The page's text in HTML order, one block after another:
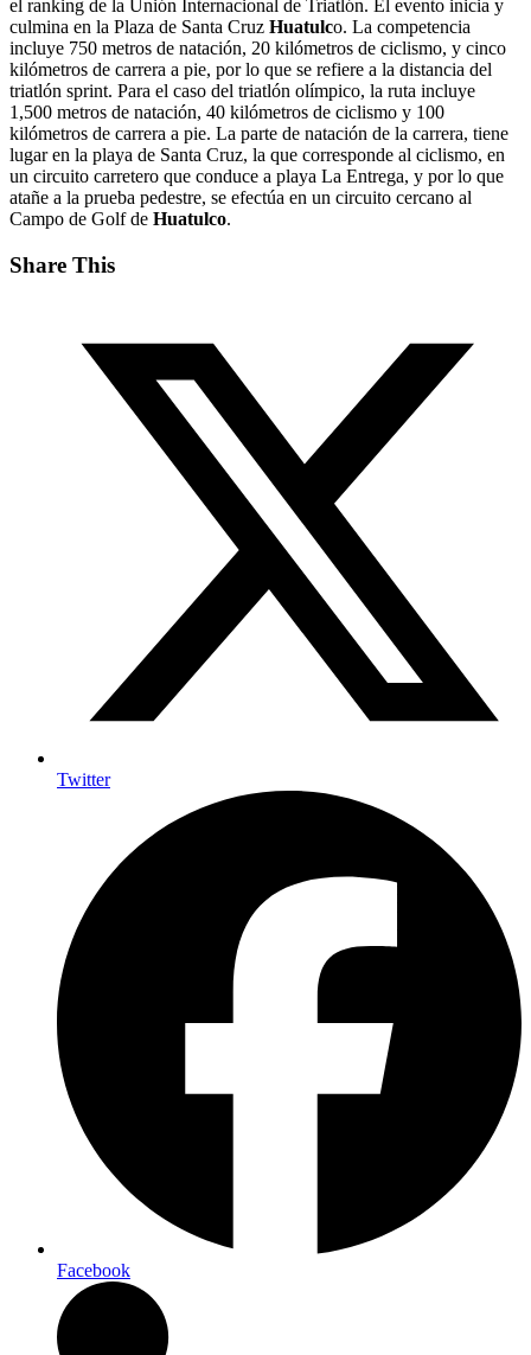
el ranking de la Unión Internacional de Triatlón. El evento inicia y
culmina en la Plaza de Santa Cruz Huatulco. La competencia
incluye 750 metros de natación, 20 kilómetros de ciclismo, y cinco
kilómetros de carrera a pie, por lo que se refiere a la distancia del
triatlón sprint. Para el caso del triatlón olímpico, la ruta incluye
1,500 metros de natación, 40 kilómetros de ciclismo y 100
kilómetros de carrera a pie. La parte de natación de la carrera, tiene
lugar en la playa de Santa Cruz, la que corresponde al ciclismo, en
un circuito carretero que conduce a playa La Entrega, y por lo que
atañe a la prueba pedestre, se efectúa en un circuito cercano al
Campo de Golf de Huatulco.
Share This
Twitter
Facebook